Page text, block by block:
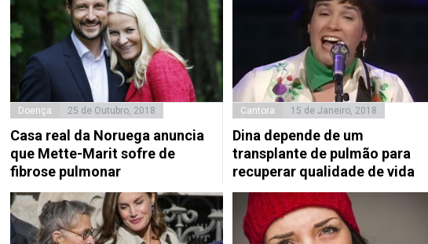
Doença 25 de Outubro, 2018
Casa real da Noruega anuncia
que Mette-Marit sofre de
fibrose pulmonar
Cantora 15 de Janeiro, 2018
Dina depende de um
transplante de pulmão para
recuperar qualidade de vida